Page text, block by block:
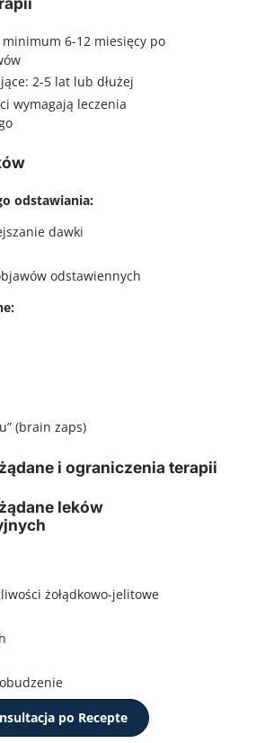
6-12 miesięcy po
2-5 lat lub dłużej
wymagają leczenia
odstawiania:
dawki
odstawiennych
(brain zaps)
i ograniczenia terapii
leków
żołądkowo-jelitowe
po Recepte